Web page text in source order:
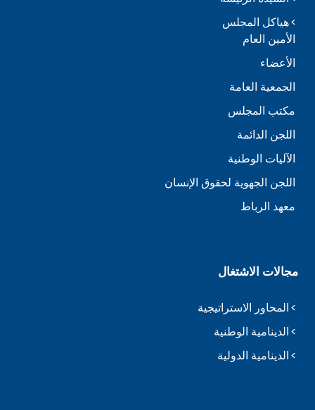
هياكل المجلس
الأمين العام
الأعضاء
الجمعية العامة
مكتب المجلس
اللجن الدائمة
الآليات الوطنية
اللجن الجهوية لحقوق الإنسان
معهد الرباط
مجالات الاشتغال
المحاور الاستراتيجية
الدينامية الوطنية
الدينامية الدولية